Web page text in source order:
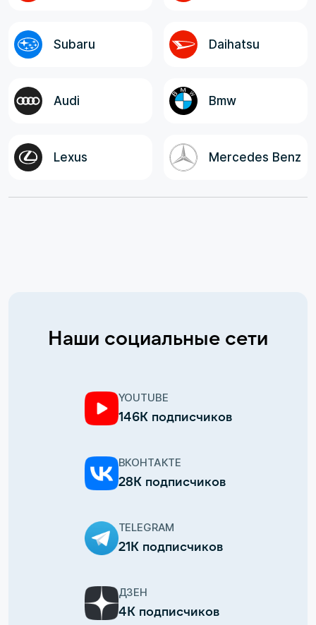
Subaru Daihatsu
Audi Bmw
Lexus Mercedes Benz
Наши социальные сети
YOUTUBE
146К подписчиков
ВКОНТАКТЕ
28К подписчиков
TELEGRAM
21К подписчиков
ДЗЕН
4К подписчиков